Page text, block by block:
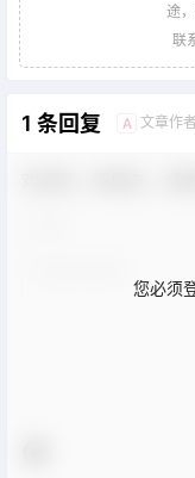
途
联
1 条回复 A 文章作者
您必须